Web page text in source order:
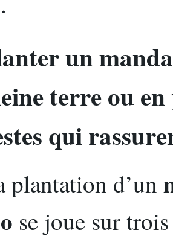
un
terre ou
qui
plantation d’un
se joue sur